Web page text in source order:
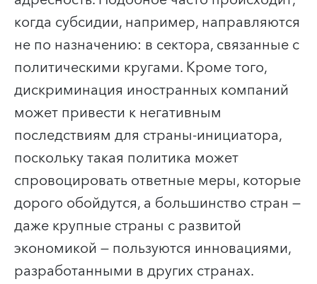
когда субсидии, например, направляются
не по назначению: в сектора, связанные с
политическими кругами.Кроме того,
дискриминация иностранных компаний
может привести к негативным
последствиям для страны-инициатора,
поскольку такая политика может
спровоцировать ответные меры, которые
дорого обойдутся, а большинство стран —
даже крупные страны с развитой
экономикой — пользуются инновациями,
разработанными в других странах.